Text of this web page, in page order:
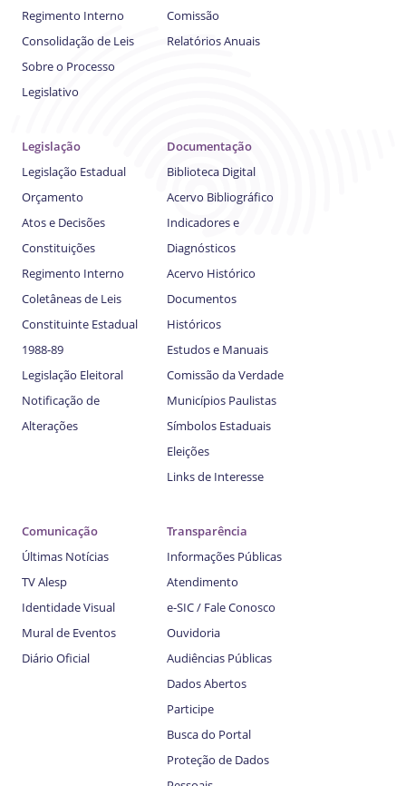
Regimento Interno
Consolidação de Leis
Sobre o Processo
Legislativo
Comissão
Relatórios Anuais
Legislação
Legislação Estadual
Orçamento
Atos e Decisões
Constituições
Regimento Interno
Coletâneas de Leis
Constituinte Estadual
1988-89
Legislação Eleitoral
Notificação de
Alterações
Documentação
Biblioteca Digital
Acervo Bibliográfico
Indicadores e
Diagnósticos
Acervo Histórico
Documentos
Históricos
Estudos e Manuais
Comissão da Verdade
Municípios Paulistas
Símbolos Estaduais
Eleições
Links de Interesse
Comunicação
Últimas Notícias
TV Alesp
Identidade Visual
Mural de Eventos
Diário Oficial
Transparência
Informações Públicas
Atendimento
e-SIC / Fale Conosco
Ouvidoria
Audiências Públicas
Dados Abertos
Participe
Busca do Portal
Proteção de Dados